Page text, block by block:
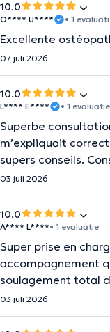
10.0
O**** U**** • 1
Excellente
07 juli 2026
10.0
L**** E**** • 1 evaluatie
Superbe
m’expliquait
supers conseils.
03 juli 2026
10.0
A**** L****• 1 evaluatie
Super prise en
accompagnement
soulagement total
03 juli 2026